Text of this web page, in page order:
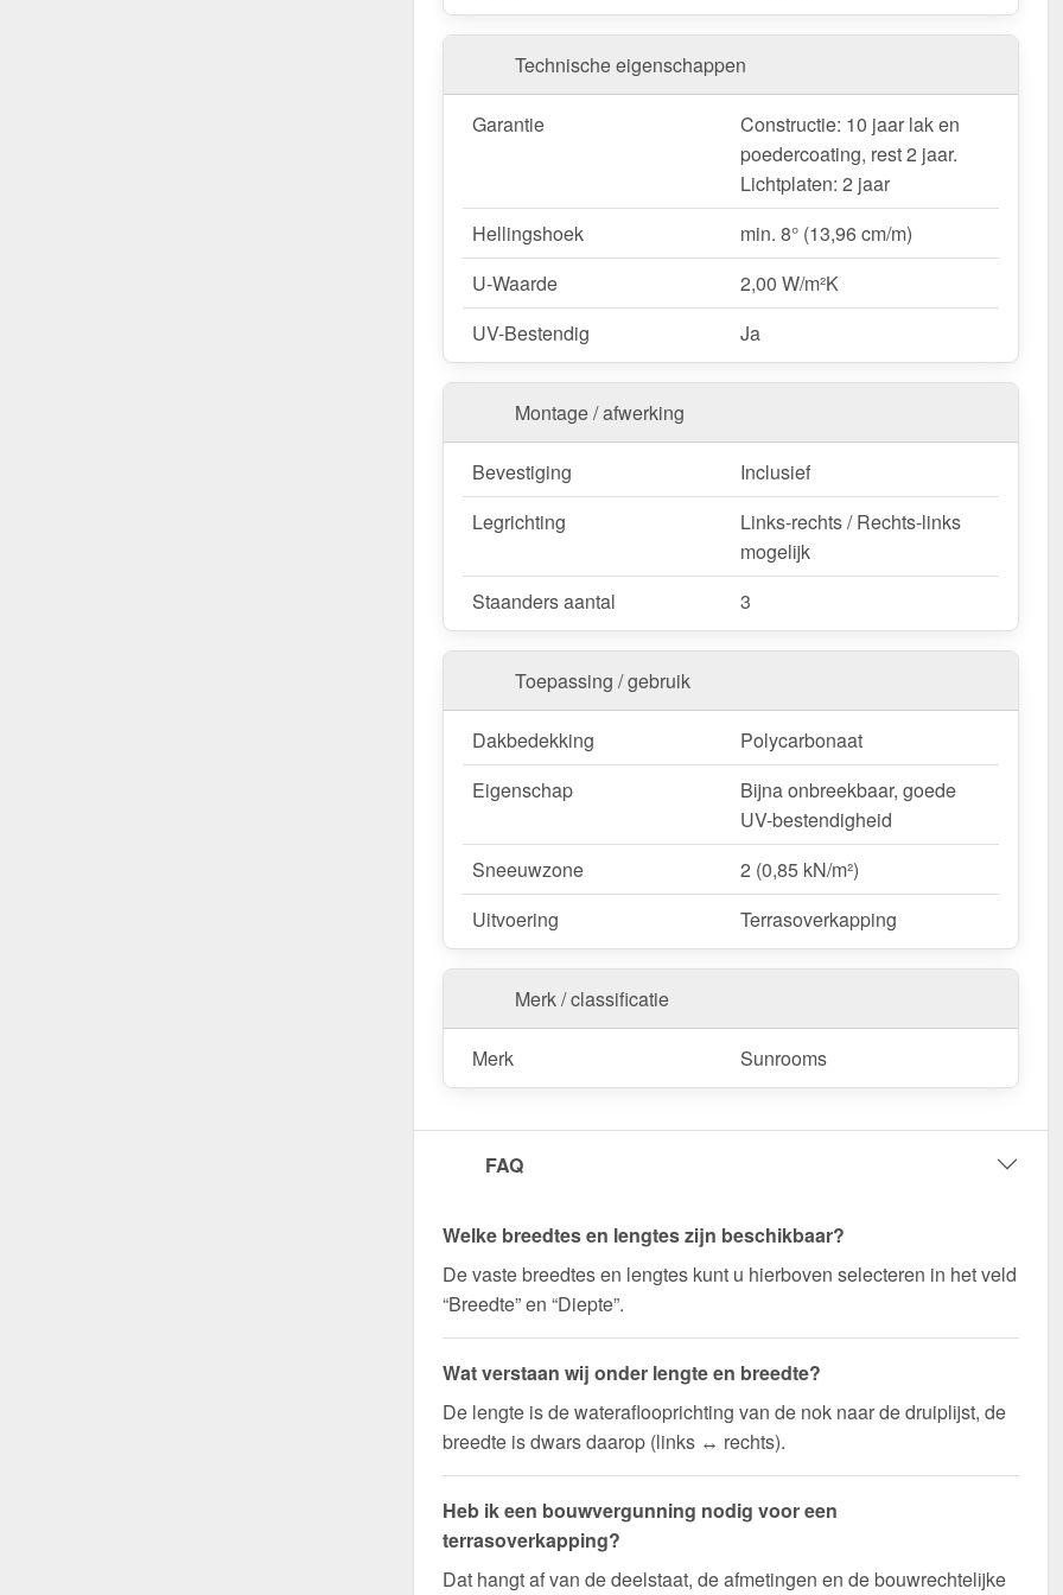
sneeuwbelasting. Wij bieden alleen de hier beschikbare lengtes en
dieptes aan, omdat dit kits zijn. Wij bieden geen terrasoverkappingen
op maat aan. Deze overkapping is geschikt voorsneeuwzone 2
(0,85 kN/m²)
totale breedte is 12,06 m, de diepte is 2,50 m
afmeting van de platen, er komt 17 cm bij voor de dakgoot). De
, wat een efficiënte montage mogelijk maakt.
Bestel Terrasoverkapping | Sneeuwzone 2 | RAL 9001 nu -
Snelle levering & met 10 jaar garantie!
Vertrouw op een duurzame & betrouwbare terrasoverkapping - koop
Technische eigenschappen
Garantie
Constructie: 10 jaar lak en
poedercoating, rest 2 jaar.
Lichtplaten: 2 jaar
Hellingshoek
min. 8° (13,96 cm/m)
U-Waarde
2,00 W/m²K
UV-Bestendig
Ja
Montage / afwerking
Bevestiging
Inclusief
Legrichting
Links-rechts / Rechts-links
mogelijk
Staanders aantal
3
Toepassing / gebruik
Dakbedekking
Polycarbonaat
Eigenschap
Bijna onbreekbaar, goede
UV-bestendigheid
Sneeuwzone
2 (0,85 kN/m²)
Uitvoering
Terrasoverkapping
Merk / classificatie
Merk Sunrooms
FAQ
Welke breedtes en lengtes zijn beschikbaar?
De vaste breedtes en lengtes kunt u hierboven selecteren in het veld
“Breedte” en “Diepte”.
Wat verstaan wij onder lengte en breedte?
De lengte is de wateraflooprichting van de nok naar de druiplijst, de
breedte is dwars daarop (links ↔ rechts).
Heb ik een bouwvergunning nodig voor een
terrasoverkapping?
Dat hangt af van de deelstaat, de afmetingen en de bouwrechtelijke